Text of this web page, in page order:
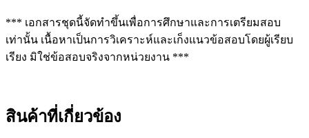
*** เอกสารชุดนี้จัดทำขึ้นเพื่อการศึกษาและการเตรียมสอบ
เท่านั้น เนื้อหาเป็นการวิเคราะห์และเก็งแนวข้อสอบโดยผู้เรียบ
เรียง มิใช่ข้อสอบจริงจากหน่วยงาน ***
สินค้าที่เกี่ยวข้อง